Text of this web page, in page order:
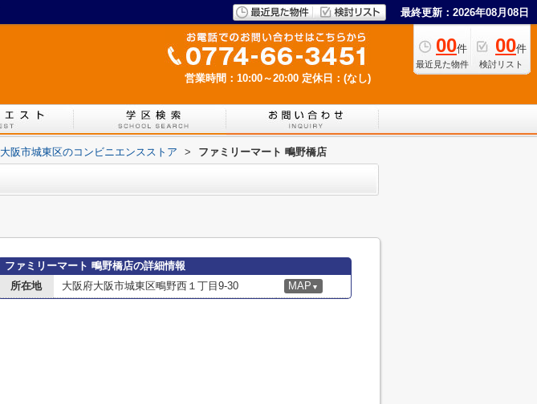
最終更新：2026年08月08日
00件
最近見た物件
00件
検討リスト
営業時間：10:00～20:00 定休日：(なし)
大阪市城東区のコンビニエンスストア > ファミリーマート 鴫野橋店
ファミリーマート 鴫野橋店の詳細情報
所在地
大阪府大阪市城東区鴫野西１丁目9-30 MAP ▼